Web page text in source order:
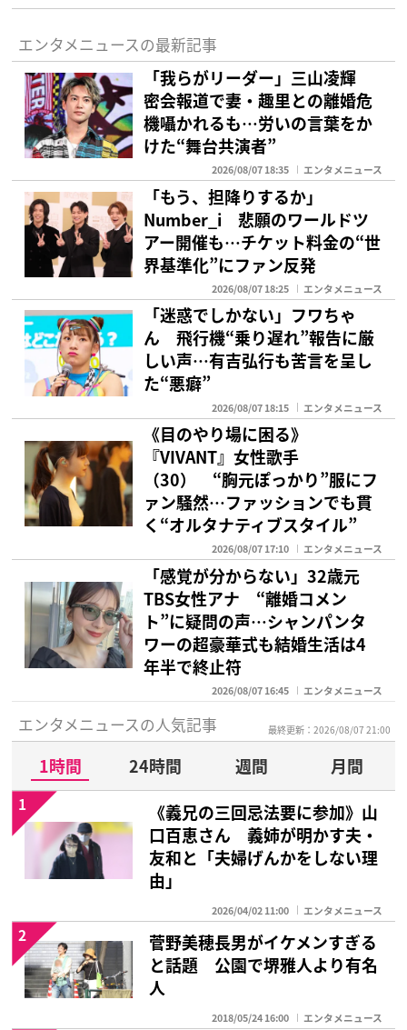
エンタメニュースの最新記事
「我らがリーダー」三山凌輝
密会報道で妻・趣里との離婚危
機囁かれるも…労いの言葉をか
けた“舞台共演者”
2026/08/07 18:35 エンタメニュース
「もう、担降りするか」
Number_i 悲願のワールドツ
アー開催も…チケット料金の“世
界基準化”にファン反発
2026/08/07 18:25 エンタメニュース
「迷惑でしかない」フワちゃ
ん 飛行機“乗り遅れ”報告に厳
しい声…有吉弘行も苦言を呈し
た“悪癖”
2026/08/07 18:15 エンタメニュース
《目のやり場に困る》
『VIVANT』女性歌手
（30） “胸元ぽっかり”服にフ
ァン騒然…ファッションでも貫
く“オルタナティブスタイル”
2026/08/07 17:10 エンタメニュース
「感覚が分からない」32歳元
TBS女性アナ “離婚コメン
ト”に疑問の声…シャンパンタ
ワーの超豪華式も結婚生活は4
年半で終止符
2026/08/07 16:45 エンタメニュース
エンタメニュースの人気記事 最終更新：2026/08/07 21:00
1時間 24時間 週間
月間
《義兄の三回忌法要に参加》山
口百恵さん 義姉が明かす夫・
友和と「夫婦げんかをしない理
由」
2026/04/02 11:00 エンタメニュース
1
菅野美穂長男がイケメンすぎる
と話題 公園で堺雅人より有名
人
2018/05/24 16:00 エンタメニュース
2